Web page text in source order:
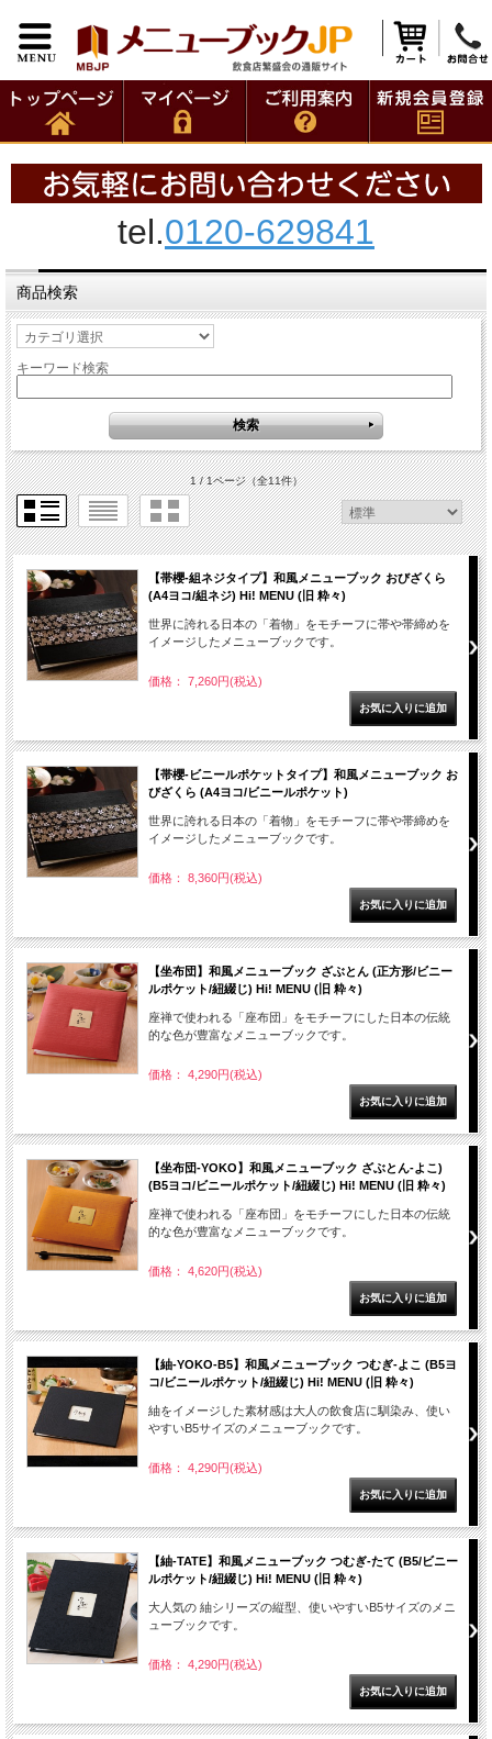
tel.0120-629841
商品検索
キーワード検索
1 / 1ページ（全11件）
【帯櫻-組ネジタイプ】和風メニューブック おびざくら
(A4ヨコ/組ネジ) Hi! MENU (旧 粋々)
世界に誇れる日本の「着物」をモチーフに帯や帯締めを
イメージしたメニューブックです。
価格： 7,260円(税込)
【帯櫻-ビニールポケットタイプ】和風メニューブック お
びざくら (A4ヨコ/ビニールポケット)
世界に誇れる日本の「着物」をモチーフに帯や帯締めを
イメージしたメニューブックです。
価格： 8,360円(税込)
【坐布団】和風メニューブック ざぶとん (正方形/ビニー
ルポケット/紐綴じ) Hi! MENU (旧 粋々)
座禅で使われる「座布団」をモチーフにした日本の伝統
的な色が豊富なメニューブックです。
価格： 4,290円(税込)
【坐布団-YOKO】和風メニューブック ざぶとん-よこ)
(B5ヨコ/ビニールポケット/紐綴じ) Hi! MENU (旧 粋々)
座禅で使われる「座布団」をモチーフにした日本の伝統
的な色が豊富なメニューブックです。
価格： 4,620円(税込)
【紬-YOKO-B5】和風メニューブック つむぎ-よこ (B5ヨ
コ/ビニールポケット/紐綴じ) Hi! MENU (旧 粋々)
紬をイメージした素材感は大人の飲食店に馴染み、使い
やすいB5サイズのメニューブックです。
価格： 4,290円(税込)
【紬-TATE】和風メニューブック つむぎ-たて (B5/ビニー
ルポケット/紐綴じ) Hi! MENU (旧 粋々)
大人気の 紬シリーズの縦型、使いやすいB5サイズのメニ
ューブックです。
価格： 4,290円(税込)